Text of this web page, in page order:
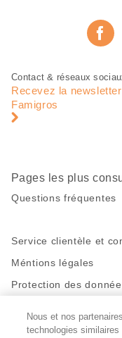
Pied
page
Navigation
pied
Contact & réseaux
Recevez la newsletter
Famigros
Pages les plus
Questions fréquentes
Service clientèle et
Méntions légales
Protection des
Restez en contact!
Nous et nos
technologies similaires